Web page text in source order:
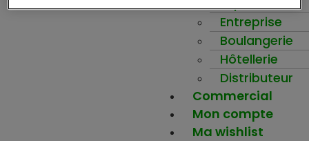
Entreprise
Boulangerie
Hôtellerie
Distributeur
Commercial
Mon compte
Ma wishlist